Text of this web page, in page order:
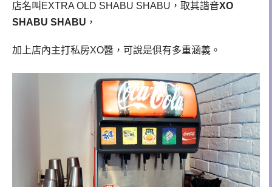
店名叫EXTRA OLD SHABU SHABU，取其諧音XO
SHABU SHABU ，
加上店內主打私房XO醬，可說是俱有多重涵義。